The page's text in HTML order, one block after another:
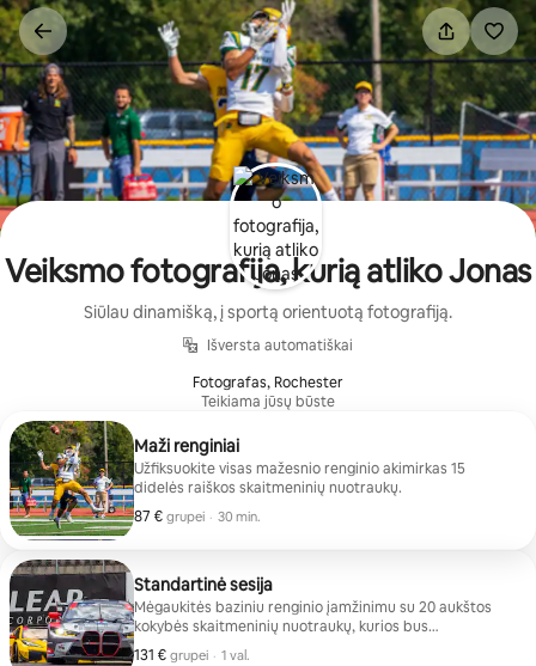
Pereiti
prie
turinio
Veiksmo fotografija, kurią atliko Jonas
Siūlau dinamišką, į sportą orientuotą fotografiją.
Išversta automatiškai
Fotografas, Rochester
Teikiama jūsų būste
Maži renginiai
Užfiksuokite visas mažesnio renginio akimirkas 15
didelės raiškos skaitmeninių nuotraukų.
87 € grupei
87 € grupei
, · 30 min.
Standartinė sesija
Mėgaukitės baziniu renginio įamžinimu su 20 aukštos
kokybės skaitmeninių nuotraukų, kurios bus
branginamos amžinai.
131 € grupei
131 € grupei
, · 1 val.